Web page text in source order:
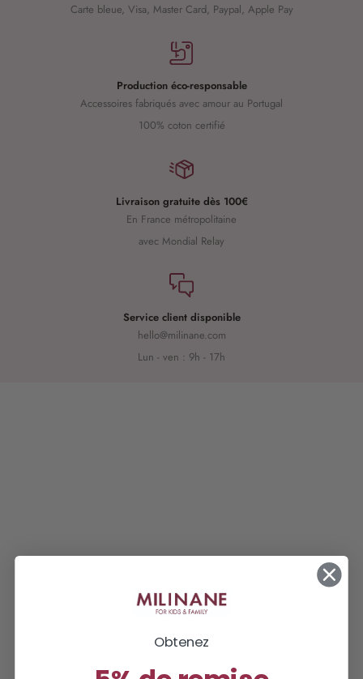
Carte bleue, Visa, Master Card, Paypal, Apple Pay
Production éco-responsable
Accessoires fabriqués avec amour au Portugal
100% coton certifié
Livraison gratuite dès 100€
En France métropolitaine
avec Mondial Relay
Service client disponible
hello@milinane.com
Lun - ven : 9h - 17h
Obtenez